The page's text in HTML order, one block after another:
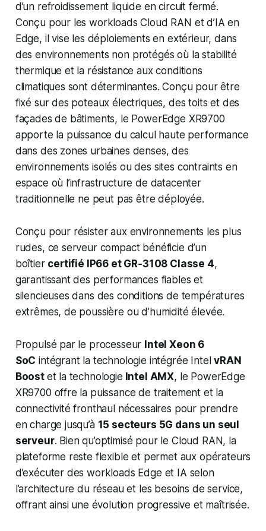
d’un refroidissement liquide en circuit fermé.
Conçu pour les workloads Cloud RAN et d’IA en
Edge, il vise les déploiements en extérieur, dans
des environnements non protégés où la stabilité
thermique et la résistance aux conditions
climatiques sont déterminantes. Conçu pour être
fixé sur des poteaux électriques, des toits et des
façades de bâtiments, le PowerEdge XR9700
apporte la puissance du calcul haute performance
dans des zones urbaines denses, des
environnements isolés ou des sites contraints en
espace où l’infrastructure de datacenter
traditionnelle ne peut pas être déployée.
Conçu pour résister aux environnements les plus
rudes, ce serveur compact bénéficie d’un
boîtier certifié IP66 et GR‑3108 Classe 4,
garantissant des performances fiables et
silencieuses dans des conditions de températures
extrêmes, de poussière ou d’humidité élevée.
Propulsé par le processeur Intel Xeon 6
SoC intégrant la technologie intégrée IntelvRAN
Boost et la technologie Intel AMX, le PowerEdge
XR9700 offre la puissance de traitement et la
connectivité fronthaul nécessaires pour prendre
en charge jusqu’à 15 secteurs 5G dans un seul
serveur. Bien qu’optimisé pour le Cloud RAN, la
plateforme reste flexible et permet aux opérateurs
d’exécuter des workloads Edge et IA selon
l’architecture du réseau et les besoins de service,
offrant ainsi une évolution progressive et maîtrisée.